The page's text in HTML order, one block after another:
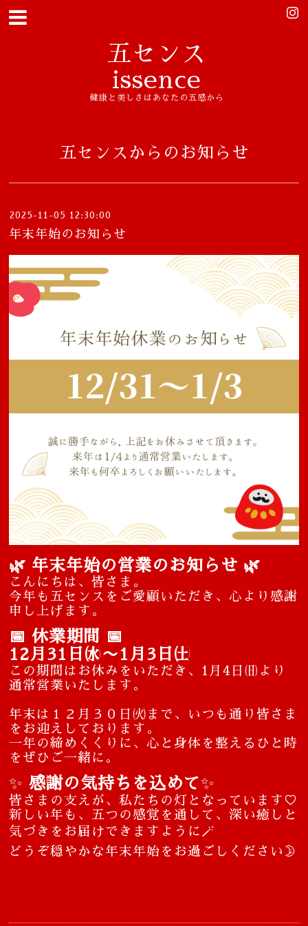
五センス
issence
健康と美しさはあなたの五感から
五センスからのお知らせ
2025-11-05 12:30:00
年末年始のお知らせ
🌿 年末年始の営業のお知らせ 🌿
こんにちは、皆さま。
今年も五センスをご愛顧いただき、心より感謝
申し上げます。
📅 休業期間 📅
12月31日㈬〜1月3日㈯
この期間はお休みをいただき、1月4日㈰より
通常営業いたします。
年末は１２月３０日㈫まで、いつも通り皆さま
をお迎えしております。
一年の締めくくりに、心と身体を整えるひと時
をぜひご一緒に。
✨感謝の気持ちを込めて✨
皆さまの支えが、私たちの灯となっています♡
新しい年も、五つの感覚を通して、深い癒しと
気づきをお届けできますように🪄
どうぞ穏やかな年末年始をお過ごしください🌛